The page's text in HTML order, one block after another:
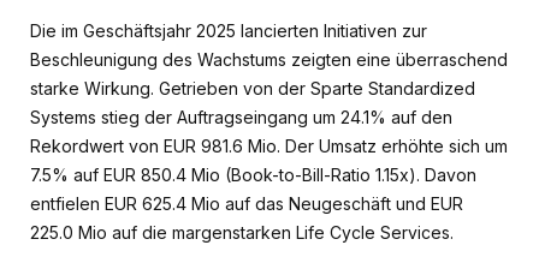
Die im Geschäftsjahr 2025 lancierten Initiativen zur
Beschleunigung des Wachstums zeigten eine überraschend
starke Wirkung. Getrieben von der Sparte Standardized
Systems stieg der Auftragseingang um 24.1% auf den
Rekordwert von EUR 981.6 Mio. Der Umsatz erhöhte sich um
7.5% auf EUR 850.4 Mio (Book-to-Bill-Ratio 1.15x). Davon
entfielen EUR 625.4 Mio auf das Neugeschäft und EUR
225.0 Mio auf die margenstarken Life Cycle Services.